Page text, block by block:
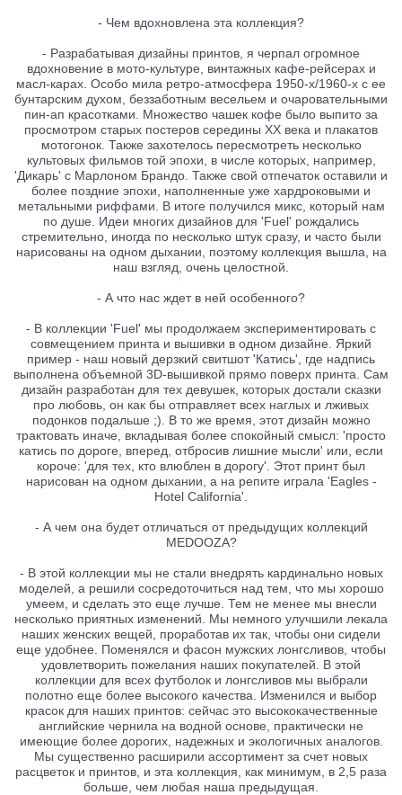
- Чем вдохновлена эта коллекция?
- Разрабатывая дизайны принтов, я черпал огромное
вдохновение в мото-культуре, винтажных кафе-рейсерах и
масл-карах. Особо мила ретро-атмосфера 1950-х/1960-х с ее
бунтарским духом, беззаботным весельем и очаровательными
пин-ап красотками. Множество чашек кофе было выпито за
просмотром старых постеров середины XX века и плакатов
мотогонок. Также захотелось пересмотреть несколько
культовых фильмов той эпохи, в числе которых, например,
'Дикарь' с Марлоном Брандо. Также свой отпечаток оставили и
более поздние эпохи, наполненные уже хардроковыми и
метальными риффами. В итоге получился микс, который нам
по душе. Идеи многих дизайнов для 'Fuel' рождались
стремительно, иногда по несколько штук сразу, и часто были
нарисованы на одном дыхании, поэтому коллекция вышла, на
наш взгляд, очень целостной.
- А что нас ждет в ней особенного?
- В коллекции 'Fuel' мы продолжаем экспериментировать с
совмещением принта и вышивки в одном дизайне. Яркий
пример - наш новый дерзкий свитшот 'Катись', где надпись
выполнена объемной 3D-вышивкой прямо поверх принта. Сам
дизайн разработан для тех девушек, которых достали сказки
про любовь, он как бы отправляет всех наглых и лживых
подонков подальше ;). В то же время, этот дизайн можно
трактовать иначе, вкладывая более спокойный смысл: 'просто
катись по дороге, вперед, отбросив лишние мысли' или, если
короче: 'для тех, кто влюблен в дорогу'. Этот принт был
нарисован на одном дыхании, а на репите играла 'Eagles -
Hotel California'.
- А чем она будет отличаться от предыдущих коллекций
MEDOOZA?
- В этой коллекции мы не стали внедрять кардинально новых
моделей, а решили сосредоточиться над тем, что мы хорошо
умеем, и сделать это еще лучше. Тем не менее мы внесли
несколько приятных изменений. Мы немного улучшили лекала
наших женских вещей, проработав их так, чтобы они сидели
еще удобнее. Поменялся и фасон мужских лонгсливов, чтобы
удовлетворить пожелания наших покупателей. В этой
коллекции для всех футболок и лонгсливов мы выбрали
полотно еще более высокого качества. Изменился и выбор
красок для наших принтов: сейчас это высококачественные
английские чернила на водной основе, практически не
имеющие более дорогих, надежных и экологичных аналогов.
Мы существенно расширили ассортимент за счет новых
расцветок и принтов, и эта коллекция, как минимум, в 2,5 раза
больше, чем любая наша предыдущая.